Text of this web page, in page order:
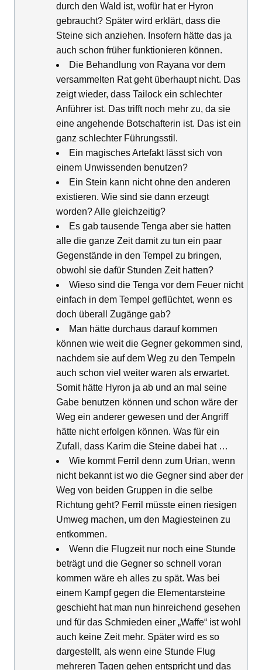
durch den Wald ist, wofür hat er Hyron
gebraucht? Später wird erklärt, dass die
Steine sich anziehen. Insofern hätte das ja
auch schon früher funktionieren können.
Die Behandlung von Rayana vor dem
versammelten Rat geht überhaupt nicht. Das
zeigt wieder, dass Tailock ein schlechter
Anführer ist. Das trifft noch mehr zu, da sie
eine angehende Botschafterin ist. Das ist ein
ganz schlechter Führungsstil.
Ein magisches Artefakt lässt sich von
einem Unwissenden benutzen?
Ein Stein kann nicht ohne den anderen
existieren. Wie sind sie dann erzeugt
worden? Alle gleichzeitig?
Es gab tausende Tenga aber sie hatten
alle die ganze Zeit damit zu tun ein paar
Gegenstände in den Tempel zu bringen,
obwohl sie dafür Stunden Zeit hatten?
Wieso sind die Tenga vor dem Feuer nicht
einfach in dem Tempel geflüchtet, wenn es
doch überall Zugänge gab?
Man hätte durchaus darauf kommen
können wie weit die Gegner gekommen sind,
nachdem sie auf dem Weg zu den Tempeln
auch schon viel weiter waren als erwartet.
Somit hätte Hyron ja ab und an mal seine
Gabe benutzen können und schon wäre der
Weg ein anderer gewesen und der Angriff
hätte nicht erfolgen können. Was für ein
Zufall, dass Karim die Steine dabei hat …
Wie kommt Ferril denn zum Urian, wenn
nicht bekannt ist wo die Gegner sind aber der
Weg von beiden Gruppen in die selbe
Richtung geht? Ferril müsste einen riesigen
Umweg machen, um den Magiesteinen zu
entkommen.
Wenn die Flugzeit nur noch eine Stunde
beträgt und die Gegner so schnell voran
kommen wäre eh alles zu spät. Was bei
einem Kampf gegen die Elementarsteine
geschieht hat man nun hinreichend gesehen
und für das Schmieden einer „Waffe“ ist wohl
auch keine Zeit mehr. Später wird es so
dargestellt, als wenn eine Stunde Flug
mehreren Tagen gehen entspricht und das